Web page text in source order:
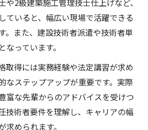
や2級建築施工管理技士仕上げなど、
ていると、幅広い現場で活躍できる
。また、建設技術者派遣や技術者単
っています。
取得には実務経験や法定講習が求め
なステップアップが重要です。実際
富な先輩からのアドバイスを受けつ
技術者要件を理解し、キャリアの幅
求められます。